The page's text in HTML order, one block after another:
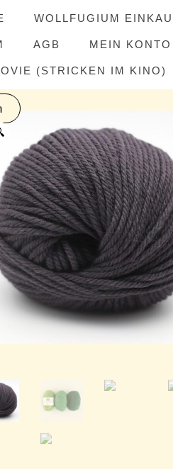
WOLLFUGIUM
AGB MEIN KONTO
(STRICKEN IM KINO)